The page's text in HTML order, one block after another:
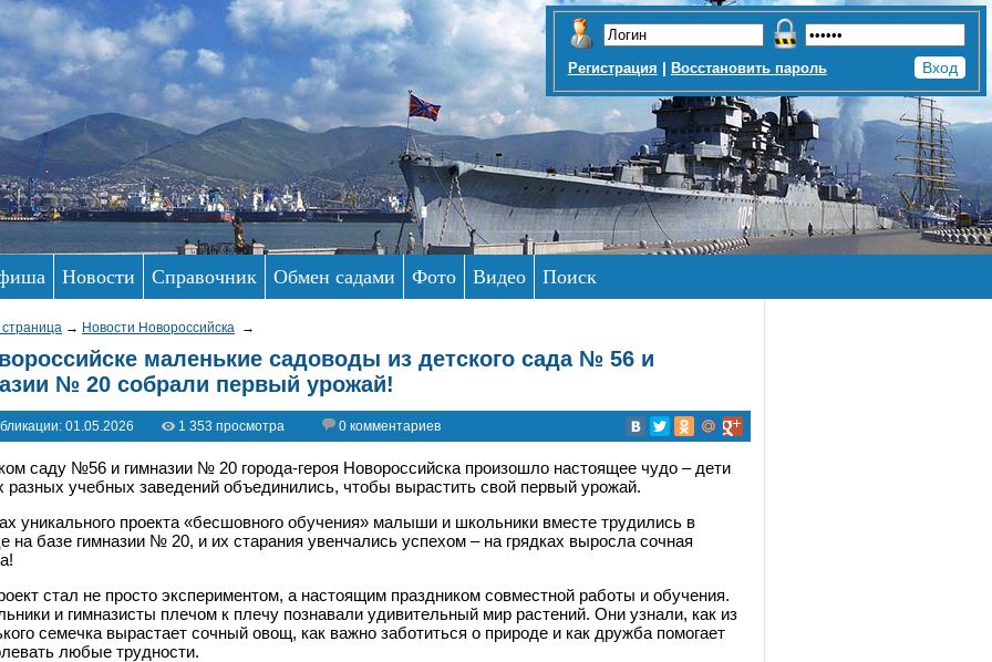
Регистрация | Восстановить пароль
Новости Справочник Обмен садами Фото Видео Поиск
→ Новости Новороссийска →
маленькие садоводы из детского сада № 56 и
№ 20 собрали первый урожай!
01.05.2026 1 353 просмотра 0 комментариев
саду №56 и гимназии № 20 города-героя Новороссийска произошло настоящее чудо – дети
разных учебных заведений объединились, чтобы вырастить свой первый урожай.
уникального проекта «бесшовного обучения» малыши и школьники вместе трудились в
на базе гимназии № 20, и их старания увенчались успехом – на грядках выросла сочная
стал не просто экспериментом, а настоящим праздником совместной работы и обучения.
и гимназисты плечом к плечу познавали удивительный мир растений. Они узнали, как из
семечка вырастает сочный овощ, как важно заботиться о природе и как дружба помогает
любые трудности.